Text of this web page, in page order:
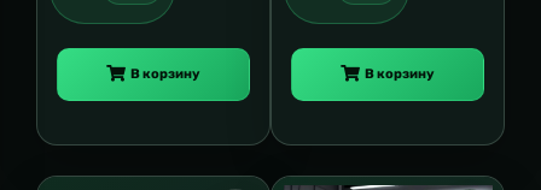
В корзину В корзину